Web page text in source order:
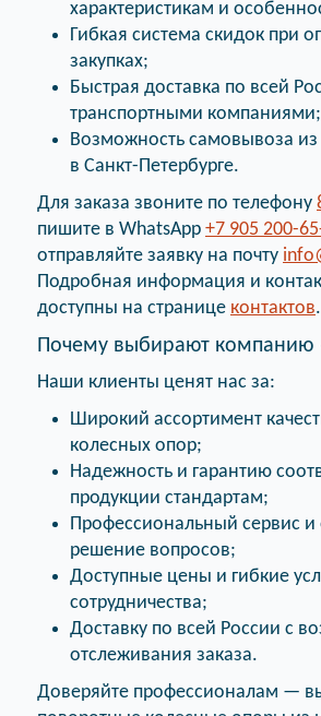
характеристикам и
Гибкая система скидок при
закупках;
Быстрая доставка по всей
транспортными компаниями;
Возможность самовывоза из
в Санкт-Петербурге.
Для заказа звоните по телефону
пишите в WhatsApp +7 905 200-
отправляйте заявку на почту
Подробная информация и
доступны на странице контактов.
Почему выбирают компанию
Наши клиенты ценят нас за:
Широкий ассортимент
колесных опор;
Надежность и гарантию
продукции стандартам;
Профессиональный сервис и
решение вопросов;
Доступные цены и гибкие
сотрудничества;
Доставку по всей России с
отслеживания заказа.
Доверяйте профессионалам —